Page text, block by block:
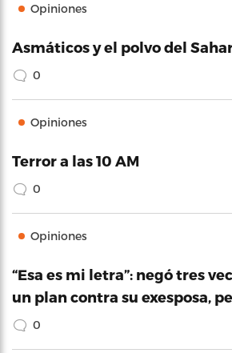
Opiniones
Asmáticos y el polvo del
0
Opiniones
Terror a las 10 AM
0
Opiniones
“Esa es mi letra”: negó tres
un plan contra su exesposa,
0